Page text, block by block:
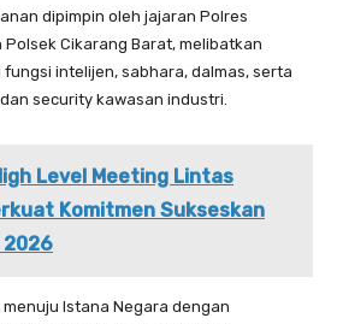
dipimpin oleh jajaran Polres
Cikarang Barat, melibatkan
intelijen, sabhara, dalmas, serta
security kawasan industri.
Level Meeting Lintas
Komitmen Sukseskan
2026
menuju Istana Negara dengan